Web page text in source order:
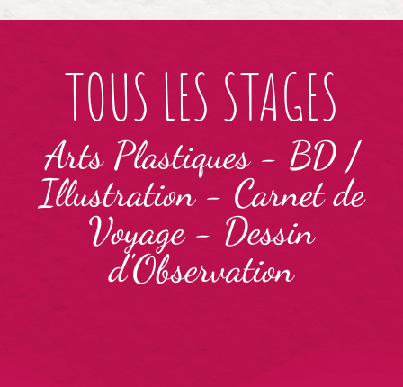
TOUS LES STAGES
Arts Plastiques- BD /
Illustration- Carnet de
Voyage- Dessin
d'Observation